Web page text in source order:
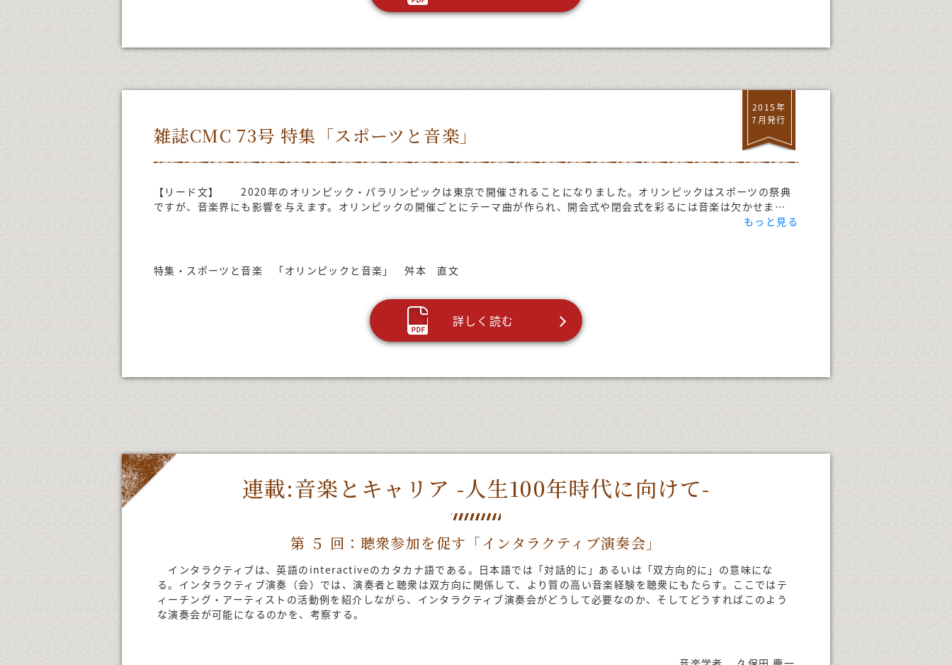
2015年
7月発行
雑誌CMC 73号 特集「スポーツと音楽」
【リード文】 2020年のオリンピック・パラリンピックは東京で開催されることになりました。オリンピックはスポーツの祭典
ですが、音楽界にも影響を与えます。オリンピックの開催ごとにテーマ曲が作られ、開会式や閉会式を彩るには音楽は欠かせま …
もっと見る
特集・スポーツと音楽 「オリンピックと音楽」 舛本 直文
詳しく読む
連載:音楽とキャリア -人生100年時代に向けて-
第 ５ 回：聴衆参加を促す「インタラクティブ演奏会」
インタラクティブは、英語のinteractiveのカタカナ語である。日本語では「対話的に」あるいは「双方向的に」の意味にな
る。インタラクティブ演奏（会）では、演奏者と聴衆は双方向に関係して、より質の高い音楽経験を聴衆にもたらす。ここではテ
ィーチング・アーティストの活動例を紹介しながら、インタラクティブ演奏会がどうして必要なのか、そしてどうすればこのよう
な演奏会が可能になるのかを、考察する。